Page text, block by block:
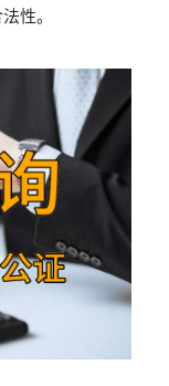
性。